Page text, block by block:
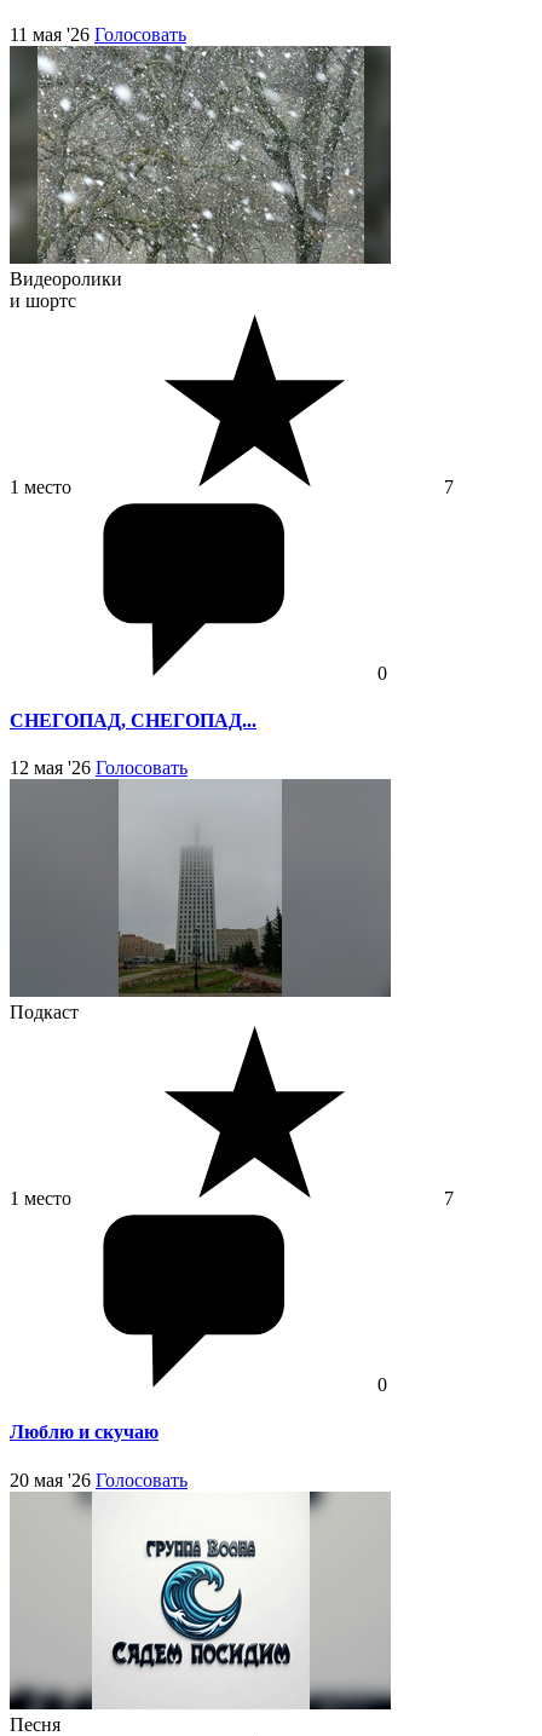
11 мая '26 Голосовать
Видеоролики
и шортс
1 место 7
0
СНЕГОПАД, СНЕГОПАД...
12 мая '26 Голосовать
Подкаст
1 место 7
0
Люблю и скучаю
20 мая '26 Голосовать
Песня